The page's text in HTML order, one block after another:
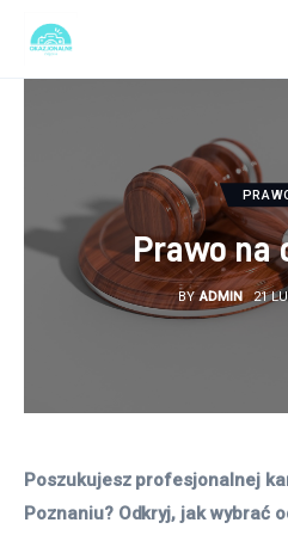
Turystyka
Lifestyle
Dom i ogród
Prawo na
BY ADMIN 21
Poszukujesz profesjonalnej
Poznaniu? Odkryj, jak wybrać